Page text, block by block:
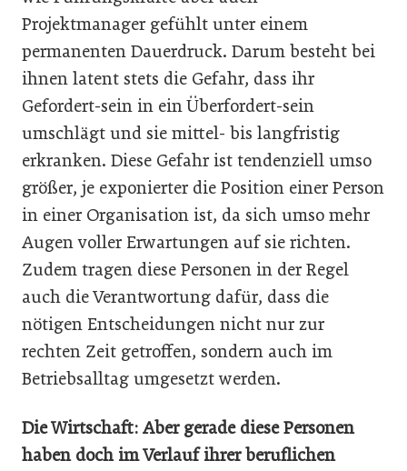
Projektmanager gefühlt unter einem
permanenten Dauerdruck. Darum besteht bei
ihnen latent stets die Gefahr, dass ihr
Gefordert-sein in ein Überfordert-sein
umschlägt und sie mittel- bis langfristig
erkranken. Diese Gefahr ist tendenziell umso
größer, je exponierter die Position einer Person
in einer Organisation ist, da sich umso mehr
Augen voller Erwartungen auf sie richten.
Zudem tragen diese Personen in der Regel
auch die Verantwortung dafür, dass die
nötigen Entscheidungen nicht nur zur
rechten Zeit getroffen, sondern auch im
Betriebsalltag umgesetzt werden.
Die Wirtschaft: Aber gerade diese Personen
haben doch im Verlauf ihrer beruflichen